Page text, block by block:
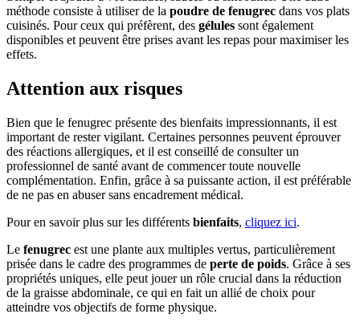
méthode consiste à utiliser de la poudre de fenugrec dans vos plats
cuisinés. Pour ceux qui préfèrent, des gélules sont également
disponibles et peuvent être prises avant les repas pour maximiser les
effets.
Attention aux risques
Bien que le fenugrec présente des bienfaits impressionnants, il est
important de rester vigilant. Certaines personnes peuvent éprouver
des réactions allergiques, et il est conseillé de consulter un
professionnel de santé avant de commencer toute nouvelle
complémentation. Enfin, grâce à sa puissante action, il est préférable
de ne pas en abuser sans encadrement médical.
Pour en savoir plus sur les différents bienfaits, cliquez ici.
Le fenugrec est une plante aux multiples vertus, particulièrement
prisée dans le cadre des programmes de perte de poids. Grâce à ses
propriétés uniques, elle peut jouer un rôle crucial dans la réduction
de la graisse abdominale, ce qui en fait un allié de choix pour
atteindre vos objectifs de forme physique.